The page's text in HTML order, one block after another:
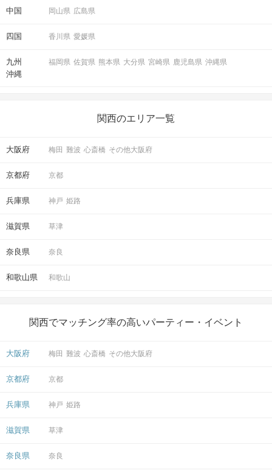
中国 岡山県 広島県
四国 香川県 愛媛県
九州
沖縄
福岡県 佐賀県 熊本県 大分県 宮崎県 鹿児島県 沖縄県
関西のエリア一覧
大阪府 梅田 難波 心斎橋 その他大阪府
京都府 京都
兵庫県 神戸 姫路
滋賀県 草津
奈良県 奈良
和歌山県 和歌山
関西でマッチング率の高いパーティー・イベント
大阪府 梅田 難波 心斎橋 その他大阪府
京都府 京都
兵庫県 神戸 姫路
滋賀県 草津
奈良県 奈良